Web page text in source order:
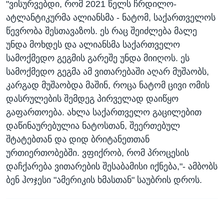
"ვისურვებდი, რომ 2021 წელს ჩრდილო-
ატლანტიკურმა ალიანსმა - ნატომ, საქართველოს
წევრობა შესთავაზოს. ეს რაც შეიძლება მალე
უნდა მოხდეს და ალიანსმა საქართველო
სამოქმედო გეგმის გარეშე უნდა მიიღოს. ეს
სამოქმედო გეგმა ამ ვითარებაში აღარ მუშაობს,
კარგად მუშაობდა მაშინ, როცა ნატომ ცივი ომის
დასრულების შემდეგ პირველად დაიწყო
გაფართოება. ახლა საქართველო გაცილებით
დაწინაურებულია ნატოსთან, შეერთებულ
შტატებთან და დიდ ბრიტანეთთან
ურთიერთობებში. ვფიქრობ, რომ პროცესის
დაჩქარება ვითარების შესაბამისი იქნება,"- ამბობს
ბენ ჰოჯესი "ამერიკის ხმასთან" საუბრის დროს.